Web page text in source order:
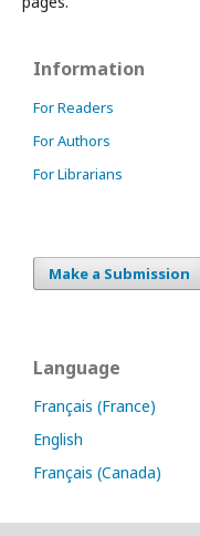
Information
For Readers
For Authors
For Librarians
Make a Submission
Language
Français (France)
English
Français (Canada)